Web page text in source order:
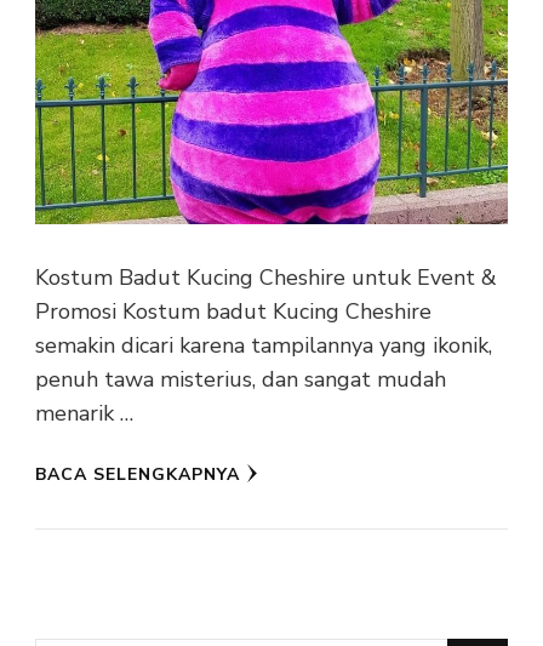
Kostum Badut Kucing Cheshire untuk Event &
Promosi Kostum badut Kucing Cheshire
semakin dicari karena tampilannya yang ikonik,
penuh tawa misterius, dan sangat mudah
menarik …
BACA SELENGKAPNYA